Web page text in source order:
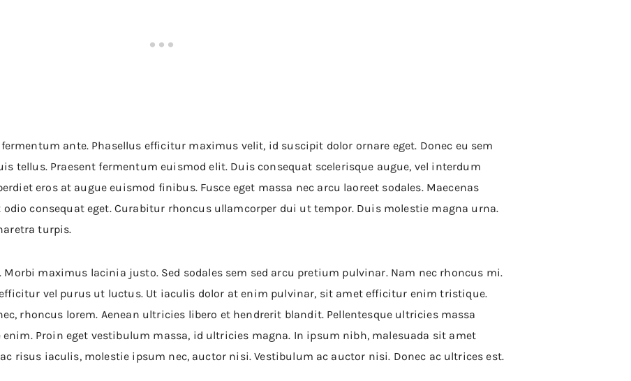
ante. Phasellus efficitur maximus velit, id suscipit dolor ornare eget. Donec eu sem
tellus. Praesent fermentum euismod elit. Duis consequat scelerisque augue, vel interdum
eros at augue euismod finibus. Fusce eget massa nec arcu laoreet sodales. Maecenas
consequat eget. Curabitur rhoncus ullamcorper dui ut tempor. Duis molestie magna urna.
turpis.
maximus lacinia justo. Sed sodales sem sed arcu pretium pulvinar. Nam nec rhoncus mi.
vel purus ut luctus. Ut iaculis dolor at enim pulvinar, sit amet efficitur enim tristique.
rhoncus lorem. Aenean ultricies libero et hendrerit blandit. Pellentesque ultricies massa
Proin eget vestibulum massa, id ultricies magna. In ipsum nibh, malesuada sit amet
risus iaculis, molestie ipsum nec, auctor nisi. Vestibulum ac auctor nisi. Donec ac ultrices est.